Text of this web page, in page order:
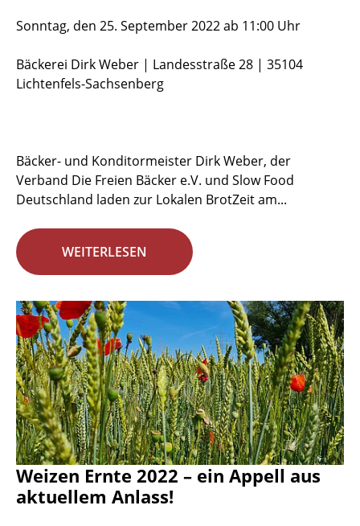
Sonntag, den 25. September 2022 ab 11:00 Uhr
Bäckerei Dirk Weber | Landesstraße 28 | 35104
Lichtenfels-Sachsenberg
Bäcker- und Konditormeister Dirk Weber, der
Verband Die Freien Bäcker e.V. und Slow Food
Deutschland laden zur Lokalen BrotZeit am...
WEITERLESEN
Weizen Ernte 2022 – ein Appell aus
aktuellem Anlass!